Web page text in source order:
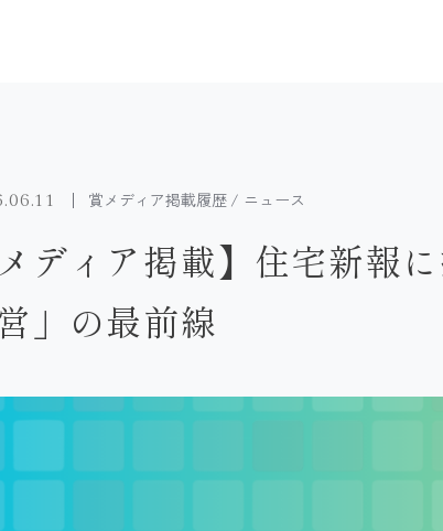
はじめまして､
賞メディア掲載履歴 ニュース
メディア掲載】住宅新
」の最前線